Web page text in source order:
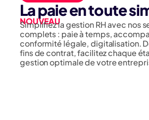
La paie en toute
NOUVEAU
Simplifiez la gestion RH avec nos
complets : paie à temps,
conformité légale, digitalisation.
fins de contrat, facilitez chaque
gestion optimale de votre